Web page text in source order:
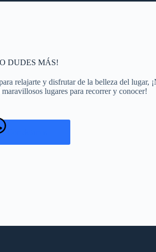
DUDES MÁS!
relajarte y disfrutar de la belleza del lugar,
lugares para recorrer y conocer!